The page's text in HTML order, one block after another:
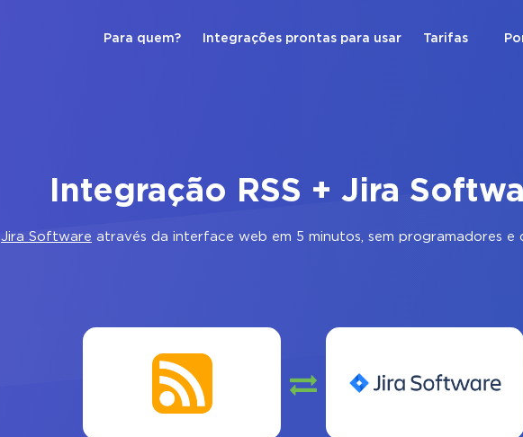
Para quem? Integrações prontas para usar Tarifas
Integração RSS + Jira
Jira Software através da interface web em 5 minutos, sem programadores e